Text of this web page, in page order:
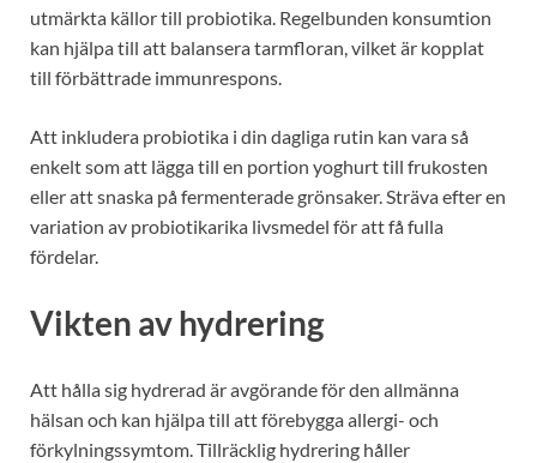
utmärkta källor till probiotika. Regelbunden konsumtion
kan hjälpa till att balansera tarmfloran, vilket är kopplat
till förbättrade immunrespons.
Att inkludera probiotika i din dagliga rutin kan vara så
enkelt som att lägga till en portion yoghurt till frukosten
eller att snaska på fermenterade grönsaker. Sträva efter en
variation av probiotikarika livsmedel för att få fulla
fördelar.
Vikten av hydrering
Att hålla sig hydrerad är avgörande för den allmänna
hälsan och kan hjälpa till att förebygga allergi- och
förkylningssymtom. Tillräcklig hydrering håller